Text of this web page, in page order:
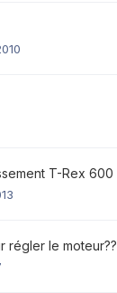
T-Rex 600
régler le moteur??